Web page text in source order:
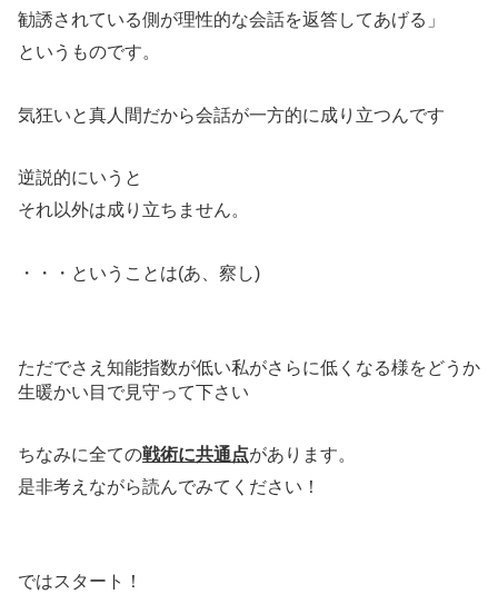
勧誘されている側が理性的な会話を返答してあげる」
というものです。
気狂いと真人間だから会話が一方的に成り立つんです
逆説的にいうと
それ以外は成り立ちません。
・・・ということは(あ、察し)
ただでさえ知能指数が低い私がさらに低くなる様をどうか
生暖かい目で見守って下さい
ちなみに全ての戦術に共通点があります。
是非考えながら読んでみてください！
ではスタート！